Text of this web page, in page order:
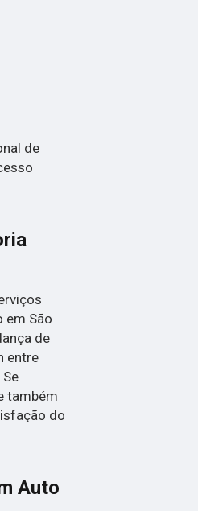
de
em São
de
entre
também
do
Auto